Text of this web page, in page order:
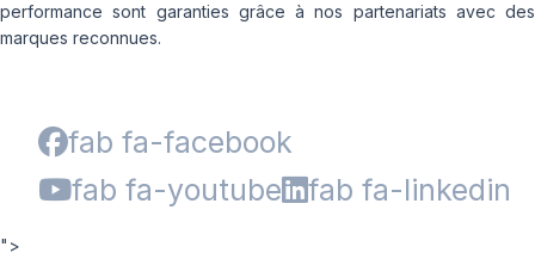
performance sont garanties grâce à nos partenariats avec des
marques reconnues.
fab fa-facebook
fab fa-youtube
fab fa-linkedin
">